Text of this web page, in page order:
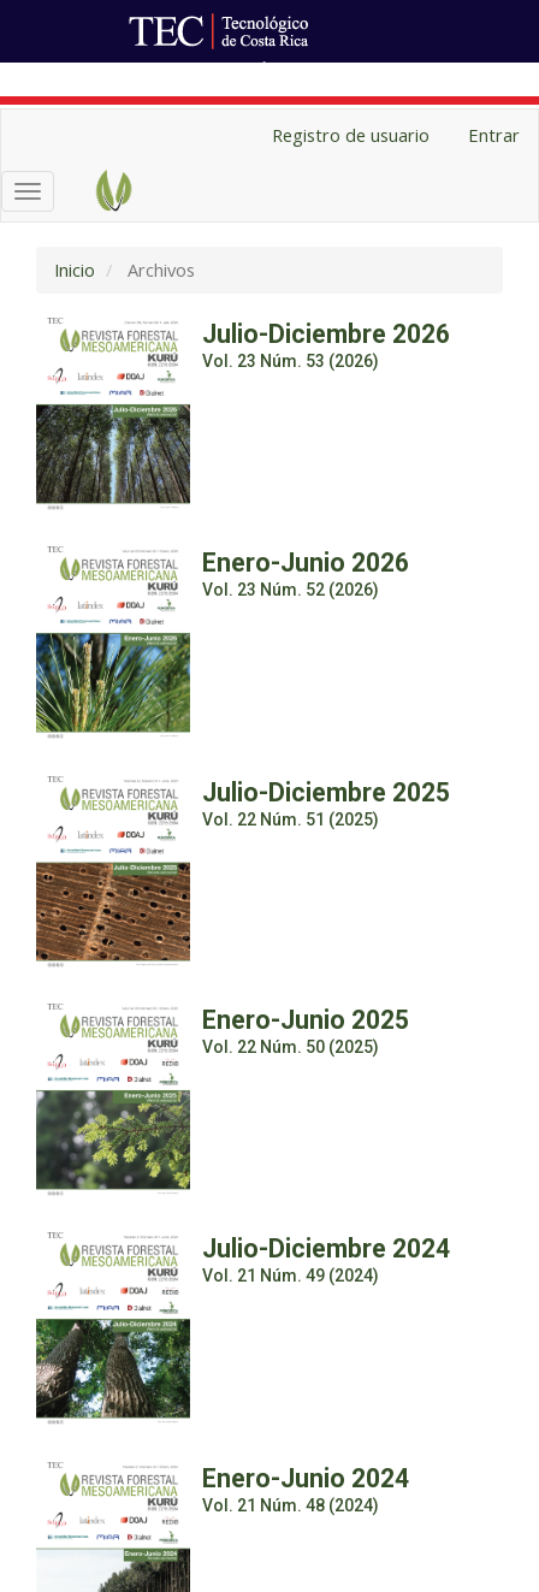
Contenido
principal
lateral
Registro de usuario Entrar
Toggle
navigation
Inicio
Archivos
Julio-Diciembre 2026
Vol. 23 Núm. 53 (2026)
Enero-Junio 2026
Vol. 23 Núm. 52 (2026)
Julio-Diciembre 2025
Vol. 22 Núm. 51 (2025)
Enero-Junio 2025
Vol. 22 Núm. 50 (2025)
Julio-Diciembre 2024
Vol. 21 Núm. 49 (2024)
Enero-Junio 2024
Vol. 21 Núm. 48 (2024)